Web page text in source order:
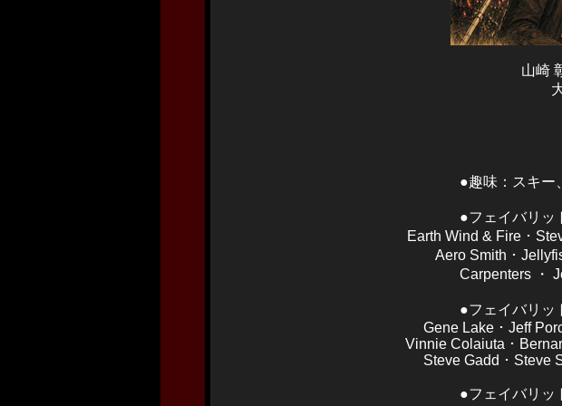
山崎
●趣味：スキ
●フェイバ
Earth Wind & Fire ･
Aero Smith ･
Carpenters ・
●フェイ
Gene Lake ･ Jeff
Vinnie Colaiuta ･
Steve Gadd ･ Steve
●フェイ